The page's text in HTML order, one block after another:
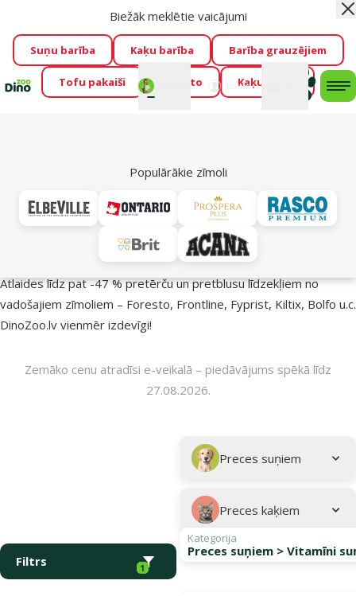
Visu mēnesi Dino Zoo piedāvā lieliskas cenas mīluļu TOP
barībām! 🍖→Skatīt piedāvājumu!
Fotokonkurss “GADA ŪSAIŅI”!
Varbūt tieši Tavs mīlulis
būs 2027. gada zvaigzne
→Piedalīties
Mans
konts
Biežāk meklētie vaicājumi
Suņu barība Kaķu barība Barība grauzējiem
Tofu pakaiši Foresto Kaķu mājas
Populārākie zīmoli
Pasargā savu mīluli 🕷️
Atlaides līdz pat -47 % pretērču un pretblusu līdzekļiem no
vadošajiem zīmoliem – Foresto, Frontline, Fyprist, Kiltix, Bolfo u.c.
DinoZoo.lv vienmēr izdevīgi!
Zemāko cenu atradīsi e-veikalā – piedāvājums spēkā līdz
27.08.2026.
Apakškategorija
Preces suņiem
Preces kaķiem
Filtrs 1
Kategorija
Preces suņiem > Vitamīni